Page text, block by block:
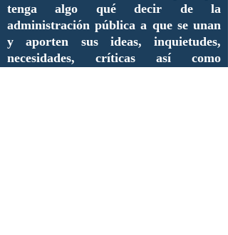
tenga algo qué decir de la
administración pública a que se unan
y aporten sus ideas, inquietudes,
necesidades, críticas así como